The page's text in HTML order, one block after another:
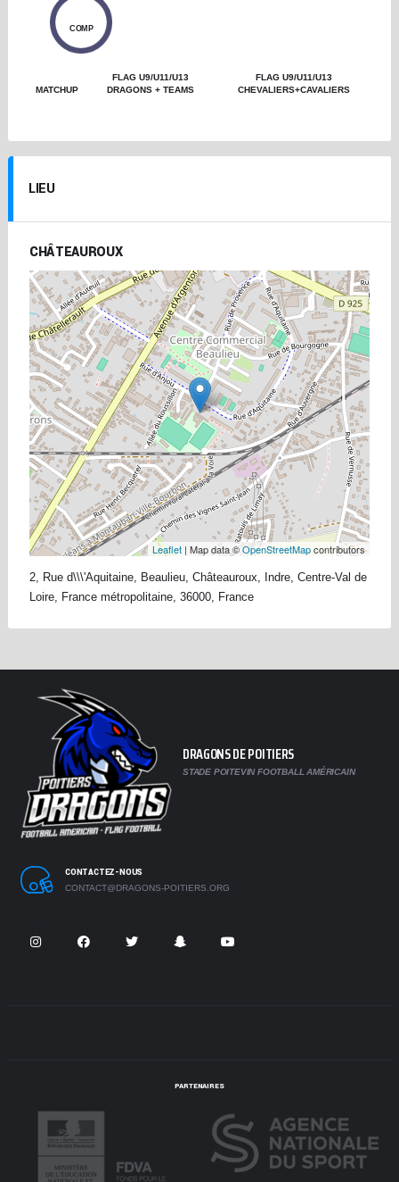
COMP
MATCHUP
FLAG U9/U11/U13
DRAGONS + TEAMS
FLAG U9/U11/U13
CHEVALIERS+CAVALIERS
LIEU
CHÂTEAUROUX
Leaflet | Map data ©OpenStreetMapcontributors
2, Rue d\\\'Aquitaine, Beaulieu, Châteauroux, Indre, Centre-Val de
Loire, France métropolitaine, 36000, France
DRAGONS DE POITIERS
STADE POITEVIN FOOTBALL AMÉRICAIN
CONTACTEZ-NOUS
CONTACT@DRAGONS-POITIERS.ORG
PARTENAIRES